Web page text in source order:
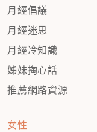
月經倡議
月經迷思
月經冷知識
姊妹掏心話
推薦網路資源
女性